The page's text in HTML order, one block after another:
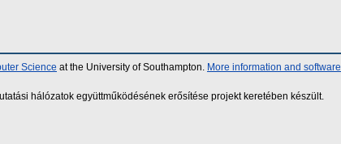
Science at the University of Southampton.
More information and software
hálózatok együttműködésének erősítése projekt keretében készült.